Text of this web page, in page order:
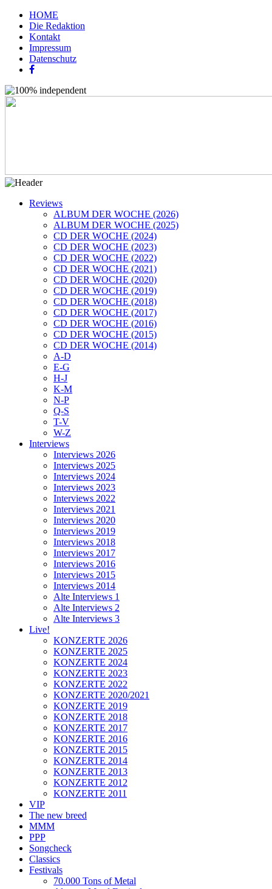
HOME
Die Redaktion
Kontakt
Impressum
Datenschutz
Reviews
ALBUM DER WOCHE (2026)
ALBUM DER WOCHE (2025)
CD DER WOCHE (2024)
CD DER WOCHE (2023)
CD DER WOCHE (2022)
CD DER WOCHE (2021)
CD DER WOCHE (2020)
CD DER WOCHE (2019)
CD DER WOCHE (2018)
CD DER WOCHE (2017)
CD DER WOCHE (2016)
CD DER WOCHE (2015)
CD DER WOCHE (2014)
A-D
E-G
H-J
K-M
N-P
Q-S
T-V
W-Z
Interviews
Interviews 2026
Interviews 2025
Interviews 2024
Interviews 2023
Interviews 2022
Interviews 2021
Interviews 2020
Interviews 2019
Interviews 2018
Interviews 2017
Interviews 2016
Interviews 2015
Interviews 2014
Alte Interviews 1
Alte Interviews 2
Alte Interviews 3
Live!
KONZERTE 2026
KONZERTE 2025
KONZERTE 2024
KONZERTE 2023
KONZERTE 2022
KONZERTE 2020/2021
KONZERTE 2019
KONZERTE 2018
KONZERTE 2017
KONZERTE 2016
KONZERTE 2015
KONZERTE 2014
KONZERTE 2013
KONZERTE 2012
KONZERTE 2011
VIP
The new breed
MMM
PPP
Songcheck
Classics
Festivals
70.000 Tons of Metal